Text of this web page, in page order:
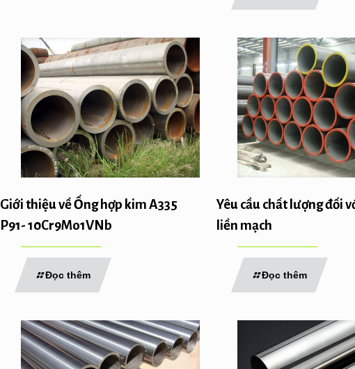
Giới thiệu về Ống hợp kim A335
P91- 10Cr9Mo1VNb
Đọc thêm
Yêu cầu chất lượng đối
liền mạch
Đọc thêm